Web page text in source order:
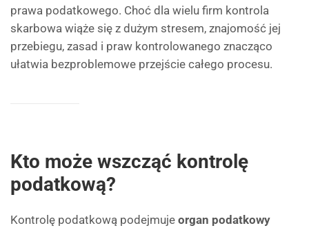
prawa podatkowego. Choć dla wielu firm kontrola
skarbowa wiąże się z dużym stresem, znajomość jej
przebiegu, zasad i praw kontrolowanego znacząco
ułatwia bezproblemowe przejście całego procesu.
Kto może wszcząć kontrolę
podatkową?
Kontrolę podatkową podejmuje organ podatkowy